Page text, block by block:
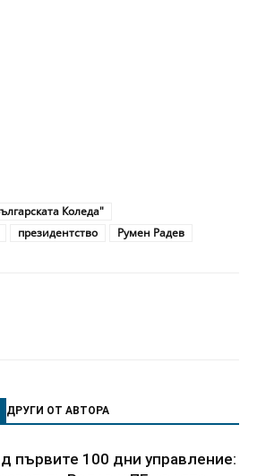
Коледа"
президентство Румен Радев
ДРУГИ ОТ АВТОРА
първите 100 дни управление: